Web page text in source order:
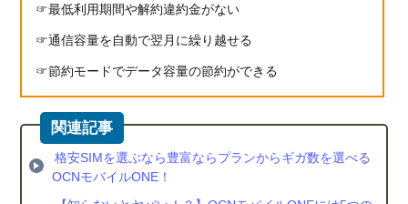
最低利用期間や解約違約金がない
通信容量を自動で翌月に繰り越せる
節約モードでデータ容量の節約ができる
格安SIMを選ぶなら豊富ならプランからギガ数を選べる
OCNモバイルONE！